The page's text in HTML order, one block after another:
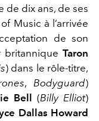
de dix ans, de ses
Music à l’arrivée
de son
britannique Taron
) dans le rôle-titre,
, Bodyguard)
Bell (Billy Elliot)
Dallas Howard